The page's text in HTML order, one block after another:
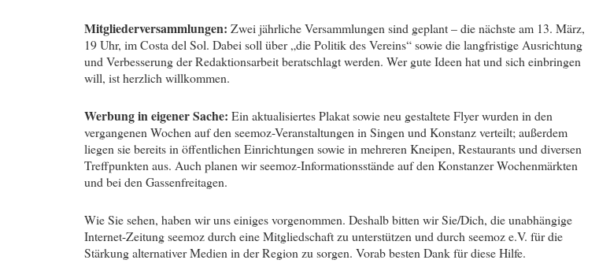
Mitgliederversammlungen: Zwei jährliche Versammlungen sind geplant – die nächste am 13. März,
19 Uhr, im Costa del Sol. Dabei soll über „die Politik des Vereins“ sowie die langfristige Ausrichtung
und Verbesserung der Redaktionsarbeit beratschlagt werden. Wer gute Ideen hat und sich einbringen
will, ist herzlich willkommen.
Werbung in eigener Sache: Ein aktualisiertes Plakat sowie neu gestaltete Flyer wurden in den
vergangenen Wochen auf den seemoz-Veranstaltungen in Singen und Konstanz verteilt; außerdem
liegen sie bereits in öffentlichen Einrichtungen sowie in mehreren Kneipen, Restaurants und diversen
Treffpunkten aus. Auch planen wir seemoz-Informationsstände auf den Konstanzer Wochenmärkten
und bei den Gassenfreitagen.
Wie Sie sehen, haben wir uns einiges vorgenommen. Deshalb bitten wir Sie/Dich, die unabhängige
Internet-Zeitung seemoz durch eine Mitgliedschaft zu unterstützen und durch seemoz e.V. für die
Stärkung alternativer Medien in der Region zu sorgen. Vorab besten Dank für diese Hilfe.